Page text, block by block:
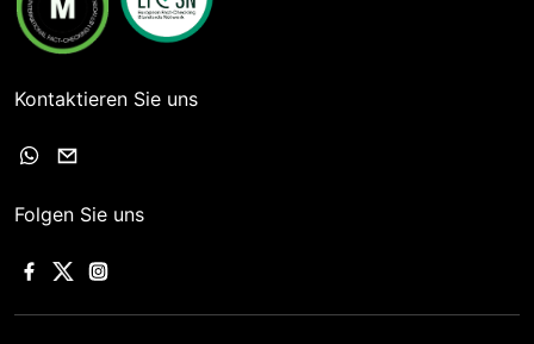
Kontaktieren Sie uns
Folgen Sie uns